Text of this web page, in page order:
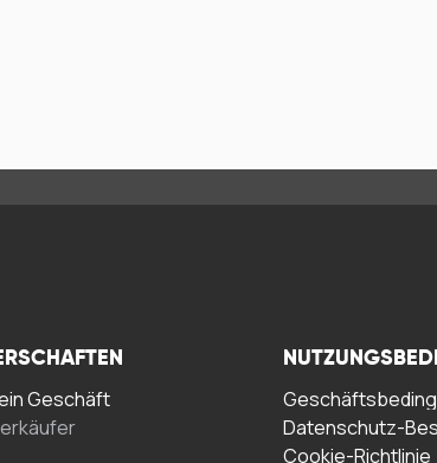
Geschäft
Datenschutz-
Cookie-Richtlinie